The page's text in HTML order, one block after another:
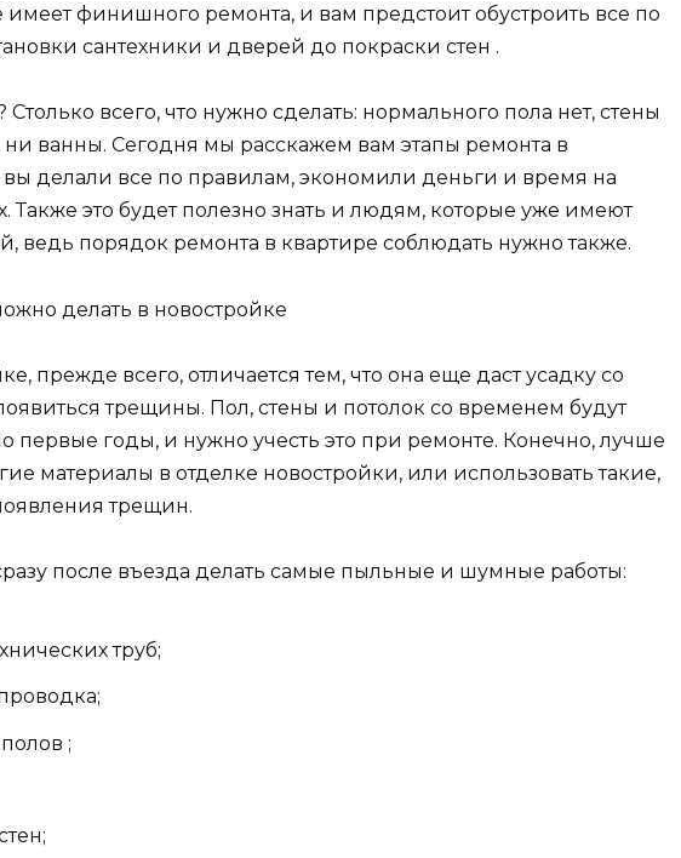
имеет финишного ремонта, и вам предстоит обустроить все по
сантехники и дверей до покраски стен .
Столько всего, что нужно сделать: нормального пола нет, стены
ванны. Сегодня мы расскажем вам этапы ремонта в
вы делали все по правилам, экономили деньги и время на
Также это будет полезно знать и людям, которые уже имеют
ведь порядок ремонта в квартире соблюдать нужно также.
делать в новостройке
прежде всего, отличается тем, что она еще даст усадку со
трещины. Пол, стены и потолок со временем будут
первые годы, и нужно учесть это при ремонте. Конечно, лучше
материалы в отделке новостройки, или использовать такие,
трещин.
после въезда делать самые пыльные и шумные работы:
труб;
;